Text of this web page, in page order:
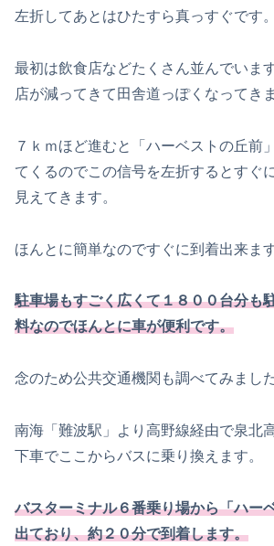
左折してあとはひたすら真っすぐです。
最初は飲食店などたくさん並んでいま
店が減ってきて田舎道っぽくなってきま
７ｋｍほど進むと「ハーベストの丘前
てくるのでこの信号を左折するとすぐ
見えてきます。
ほんとに簡単なのですぐに到着出来ます
駐車場もすごく広くて１８００台分も
料なのでほんとに車が便利です。
念のため公共交通機関も調べてみました
南海「難波駅」より高野線経由で泉北
下車でここからバスに乗り換えます。
バスターミナル６番乗り場から「ハー
出ており、約２０分で到着します。